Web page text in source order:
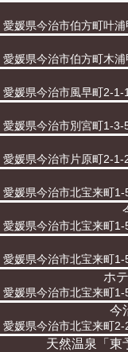
愛媛県今治市伯方町叶浦
愛媛県今治市伯方町木
愛媛県今治市風早町2-1-
愛媛県今治市別宮町1-3-
愛媛県今治市片原町2-1-
愛媛県今治市北宝来町1-
愛媛県今治市北宝来町1-
愛媛県今治市北宝来町1-
ホ
愛媛県今治市北宝来町1-
今
愛媛県今治市北宝来町2-
天然温泉「東